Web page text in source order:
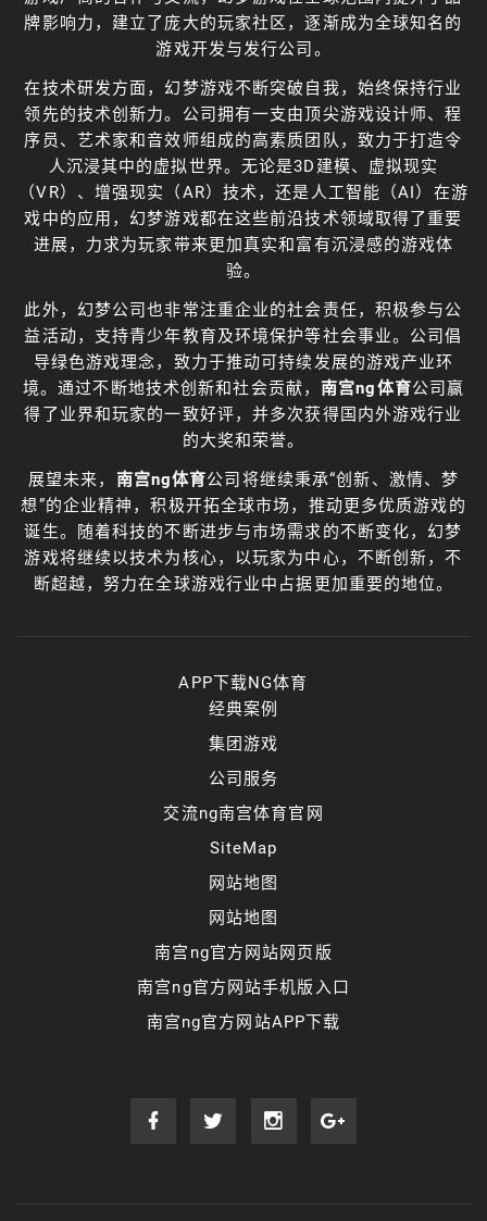
牌影响力，建立了庞大的玩家社区，逐渐成为全球知名的
游戏开发与发行公司。
在技术研发方面，幻梦游戏不断突破自我，始终保持行业
领先的技术创新力。公司拥有一支由顶尖游戏设计师、程
序员、艺术家和音效师组成的高素质团队，致力于打造令
人沉浸其中的虚拟世界。无论是3D建模、虚拟现实
（VR）、增强现实（AR）技术，还是人工智能（AI）在游
戏中的应用，幻梦游戏都在这些前沿技术领域取得了重要
进展，力求为玩家带来更加真实和富有沉浸感的游戏体
验。
此外，幻梦公司也非常注重企业的社会责任，积极参与公
益活动，支持青少年教育及环境保护等社会事业。公司倡
导绿色游戏理念，致力于推动可持续发展的游戏产业环
境。通过不断地技术创新和社会贡献， 南宫ng体育公司赢
得了业界和玩家的一致好评，并多次获得国内外游戏行业
的大奖和荣誉。
展望未来， 南宫ng体育公司将继续秉承“创新、激情、梦
想”的企业精神，积极开拓全球市场，推动更多优质游戏的
诞生。随着科技的不断进步与市场需求的不断变化，幻梦
游戏将继续以技术为核心，以玩家为中心，不断创新，不
断超越，努力在全球游戏行业中占据更加重要的地位。
APP下载NG体育
经典案例
集团游戏
公司服务
交流ng南宫体育官网
SiteMap
网站地图
网站地图
南宫ng官方网站网页版
南宫ng官方网站手机版入口
南宫ng官方网站APP下载